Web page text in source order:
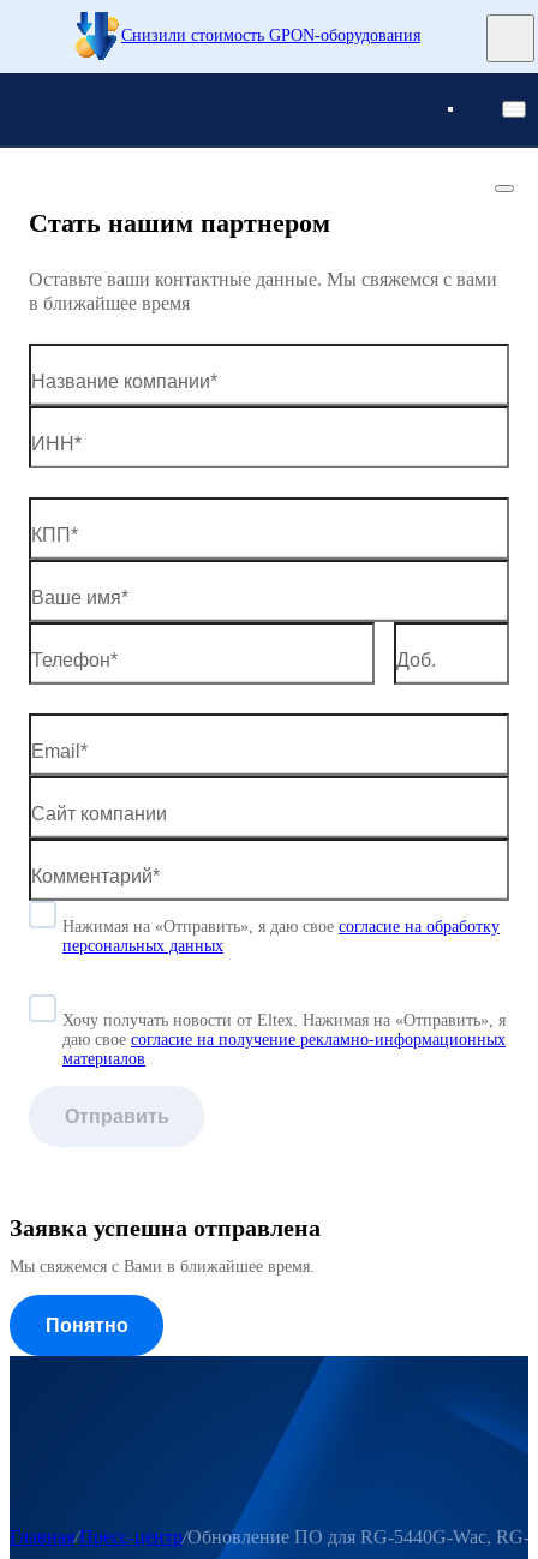
Понятно
Стать нашим партнером
Оставьте ваши контактные данные. Мы свяжемся с вами
в ближайшее время
Нажимая на «Отправить», я даю свое согласие на обработку
персональных данных
Хочу получать новости от Eltex. Нажимая на «Отправить», я
даю свое согласие на получение рекламно-информационных
материалов
Отправить
Заявка успешна отправлена
Мы свяжемся с Вами в ближайшее время.
Понятно
Снизили стоимость GPON-оборудования
Главная Пресс-центр Обновление ПО для RG-5440G-Wac, RG-